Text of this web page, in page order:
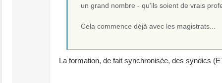
un grand nombre - qu'ils soient de vrais
Cela commence déjà avec les magistrats...
La formation, de fait synchronisée, des syndics